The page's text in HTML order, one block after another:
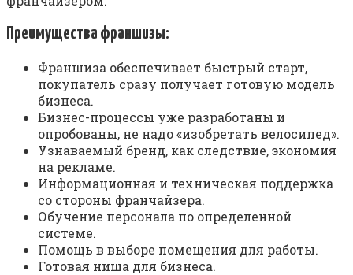
Преимущества франшизы:
Франшиза обеспечивает быстрый старт,
покупатель сразу получает готовую модель
бизнеса.
Бизнес-процессы уже разработаны и
опробованы, не надо «изобретать велосипед».
Узнаваемый бренд, как следствие, экономия
на рекламе.
Информационная и техническая поддержка
со стороны франчайзера.
Обучение персонала по определенной
системе.
Помощь в выборе помещения для работы.
Готовая ниша для бизнеса.